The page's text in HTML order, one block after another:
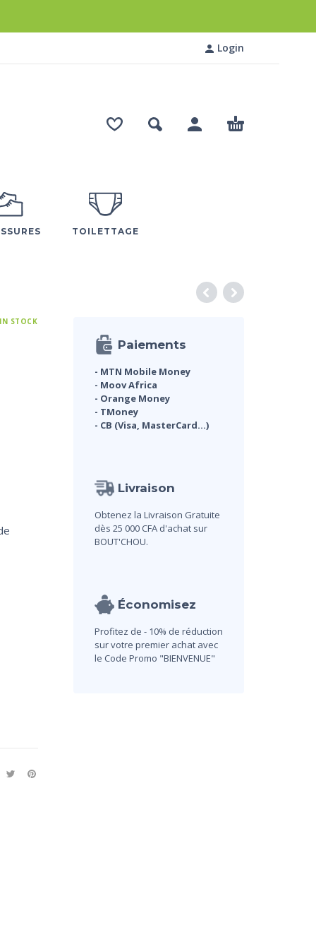
Login
TOILETTAGE
STOCK
Paiements
- MTN Mobile Money
- Moov Africa
- Orange Money
- TMoney
- CB (Visa, MasterCard...)
Livraison
Obtenez la Livraison Gratuite
dès 25 000 CFA d'achat sur
BOUT'CHOU.
Économisez
Profitez de - 10% de réduction
sur votre premier achat avec
le Code Promo "BIENVENUE"